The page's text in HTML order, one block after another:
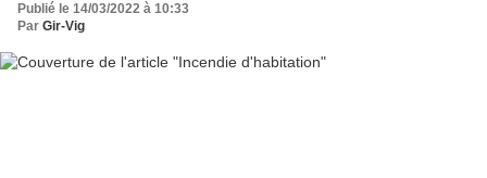
Publié le 14/03/2022 à 10:33
Par Gir-Vig